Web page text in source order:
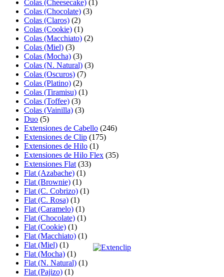
Colas (Cheesecake) (1)
Colas (Chocolate) (3)
Colas (Claros) (2)
Colas (Cookie) (1)
Colas (Macchiato) (2)
Colas (Miel) (3)
Colas (Mocha) (3)
Colas (N. Natural) (3)
Colas (Oscuros) (7)
Colas (Platino) (2)
Colas (Tiramisu) (1)
Colas (Toffee) (3)
Colas (Vainilla) (3)
Duo (5)
Extensiones de Cabello (246)
Extensiones de Clip (175)
Extensiones de Hilo (1)
Extensiones de Hilo Flex (35)
Extensiones Flat (33)
Flat (Azabache) (1)
Flat (Brownie) (1)
Flat (C. Cobrizo) (1)
Flat (C. Rosa) (1)
Flat (Caramelo) (1)
Flat (Chocolate) (1)
Flat (Cookie) (1)
Flat (Macchiato) (1)
Flat (Miel) (1)
Flat (Mocha) (1)
Flat (N. Natural) (1)
Flat (Pajizo) (1)